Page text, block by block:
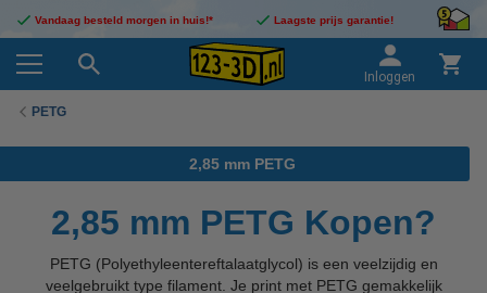
Vandaag besteld morgen in huis!* Laagste prijs garantie!
Inloggen
PETG
2,85 mm PETG
2,85 mm PETG Kopen?
PETG (Polyethyleentereftalaatglycol) is een veelzijdig en
veelgebruikt type filament. Je print met PETG gemakkelijk